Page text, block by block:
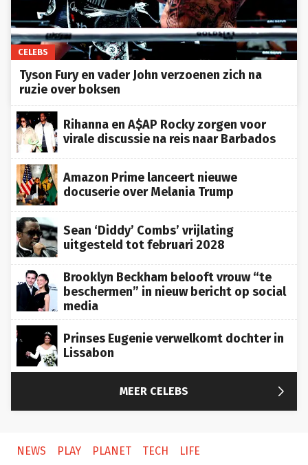
CELEBS
Tyson Fury en vader John verzoenen zich na
ruzie over boksen
Rihanna en A$AP Rocky zorgen voor
virale discussie na reis naar Barbados
Amazon Prime lanceert nieuwe
docuserie over Melania Trump
Sean ‘Diddy’ Combs’ vrijlating
uitgesteld tot februari 2028
Brooklyn Beckham belooft vrouw “te
beschermen” in nieuw bericht op social
media
Prinses Eugenie verwelkomt dochter in
Lissabon
MEER CELEBS 
NEWS PLAY PLANET TECH LIFE